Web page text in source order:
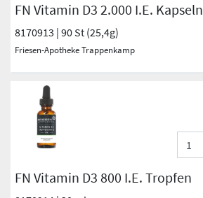
FN Vitamin D3 2.000 I.E. Kapseln
8170913 | 90 St (25,4g)
Friesen-Apotheke Trappenkamp
FN Vitamin D3 800 I.E. Tropfen